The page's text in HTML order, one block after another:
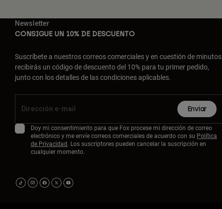
Newsletter
CONSIGUE UN 10% DE DESCUENTO
Suscríbete a nuestros correos comerciales y en cuestión de minutos
recibirás un código de descuento del 10% para tu primer pedido,
junto con los detalles de las condiciones aplicables.
Enviar
Doy mi consentimiento para que Fox procese mi dirección de correo
electrónico y me envíe correos comerciales de acuerdo con su Política
de Privacidad. Los suscriptores pueden cancelar la suscripción en
cualquier momento.